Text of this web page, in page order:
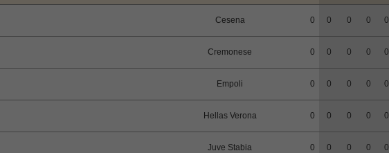
Cesena 0 0 0 0 0
Cremonese 0 0 0 0 0
Empoli 0 0 0 0 0
Hellas Verona 0 0 0 0 0
Juve Stabia 0 0 0 0 0